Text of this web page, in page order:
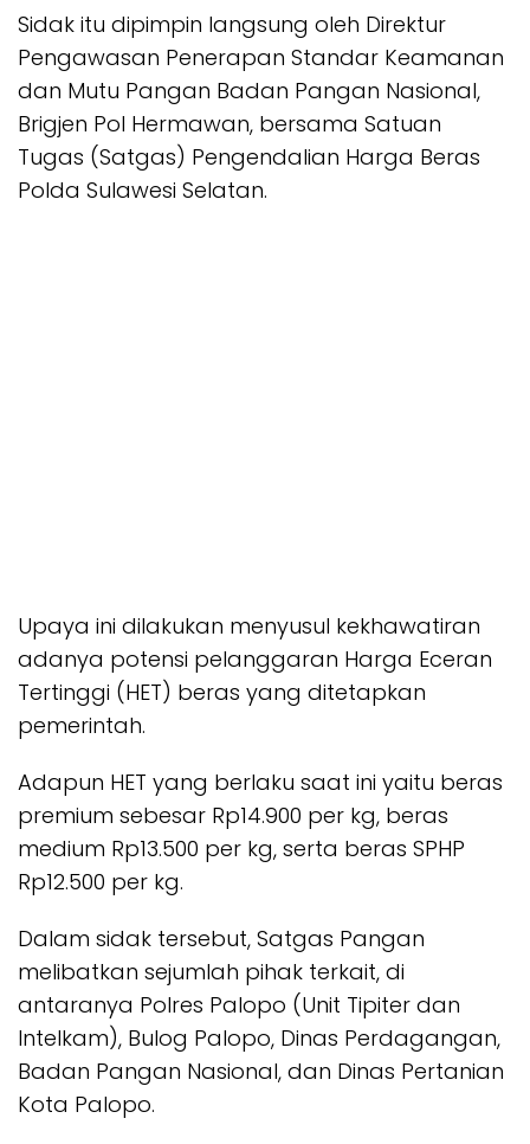
Sidak itu dipimpin langsung oleh Direktur
Pengawasan Penerapan Standar Keamanan
dan Mutu Pangan Badan Pangan Nasional,
Brigjen Pol Hermawan, bersama Satuan
Tugas (Satgas) Pengendalian Harga Beras
Polda Sulawesi Selatan.
Upaya ini dilakukan menyusul kekhawatiran
adanya potensi pelanggaran Harga Eceran
Tertinggi (HET) beras yang ditetapkan
pemerintah.
Adapun HET yang berlaku saat ini yaitu beras
premium sebesar Rp14.900 per kg, beras
medium Rp13.500 per kg, serta beras SPHP
Rp12.500 per kg.
Dalam sidak tersebut, Satgas Pangan
melibatkan sejumlah pihak terkait, di
antaranya Polres Palopo (Unit Tipiter dan
Intelkam), Bulog Palopo, Dinas Perdagangan,
Badan Pangan Nasional, dan Dinas Pertanian
Kota Palopo.